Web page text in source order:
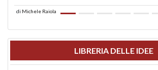
di Michele Raiola
LIBRERIA DELLE IDEE